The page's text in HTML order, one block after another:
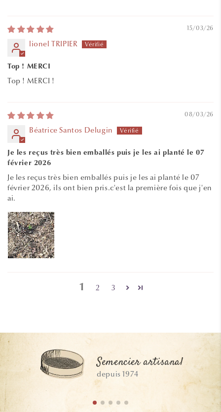
15/03/26
lionel TRIPIER
Top ! MERCI
Top ! MERCI !
08/03/26
Béatrice Santos Delugin
Je les reçus très bien emballés puis je les ai planté le 07
février 2026
Je les reçus très bien emballés puis je les ai planté le 07
février 2026, ils ont bien pris.c'est la première fois que j'en
ai.
1 2 3
Semencier artisanal
depuis 1974